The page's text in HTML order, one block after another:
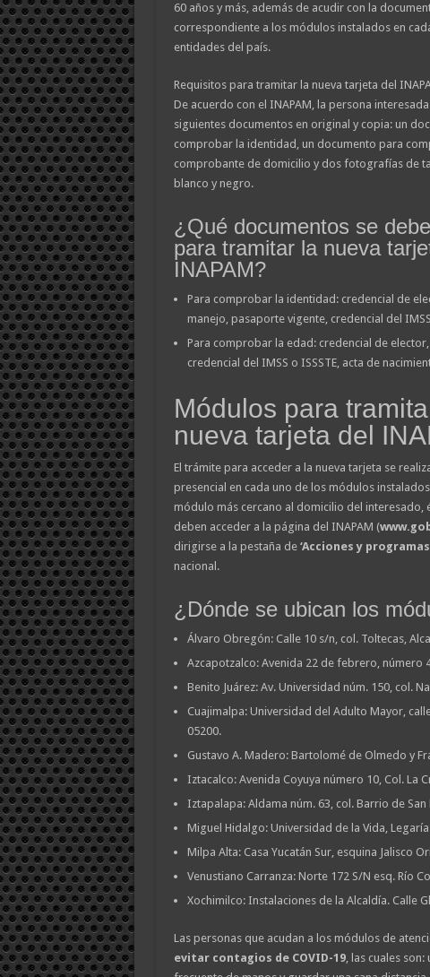
60 años y más, además de acudir con la
correspondiente a los módulos instalados en
entidades del país.
Requisitos para tramitar la nueva tarjeta del
De acuerdo con el INAPAM, la persona
siguientes documentos en original y copia: un
comprobar la identidad, un documento para
comprobante de domicilio y dos fotografías de
blanco y negro.
¿Qué documentos se
para tramitar la nueva
INAPAM?
Para comprobar la identidad: credencial de
manejo, pasaporte vigente, credencial del IMSS
Para comprobar la edad: credencial de
credencial del IMSS o ISSSTE, acta de
Módulos para
nueva tarjeta del
El trámite para acceder a la nueva tarjeta se
presencial en cada uno de los módulos
módulo más cercano al domicilio del interesado,
deben acceder a la página del INAPAM (
dirigirse a la pestaña de‘Acciones y
nacional.
¿Dónde se ubican los
Álvaro Obregón: Calle 10 s/n, col. Toltecas,
Azcapotzalco: Avenida 22 de febrero, número
Benito Juárez: Av. Universidad núm. 150, col.
Cuajimalpa: Universidad del Adulto Mayor,
05200.
Gustavo A. Madero: Bartolomé de Olmedo y
Iztacalco: Avenida Coyuya número 10, Col. La
Iztapalapa: Aldama núm. 63, col. Barrio de
Miguel Hidalgo: Universidad de la Vida,
Milpa Alta: Casa Yucatán Sur, esquina Jalisco
Venustiano Carranza: Norte 172 S/N esq. Río
Xochimilco: Instalaciones de la Alcaldía. Calle
Las personas que acudan a los módulos de
evitar contagios de COVID-19, las cuales